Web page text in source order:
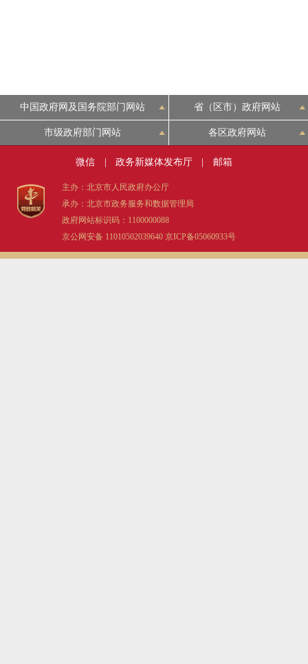
中国政府网及国务院部门网站 省（区市）政府网站
市级政府部门网站 各区政府网站
微信 政务新媒体发布厅 邮箱
主办：北京市人民政府办公厅
承办：北京市政务服务和数据管理局
政府网站标识码：1100000088
京公网安备 11010502039640 京ICP备05060933号